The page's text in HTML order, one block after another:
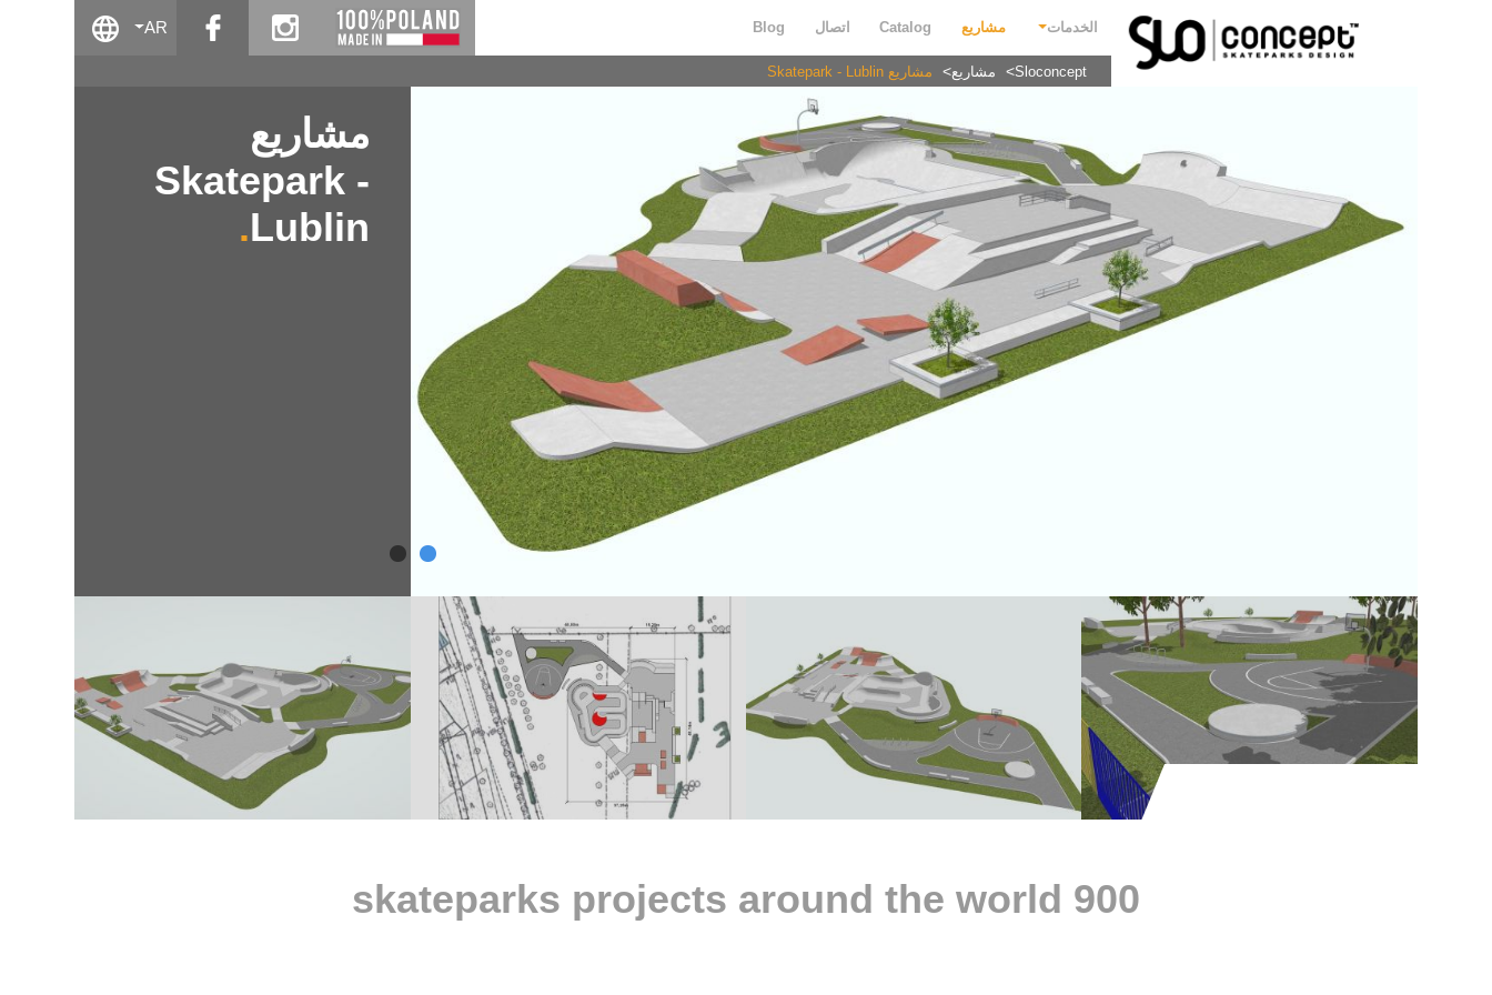
الخدمات مشاريع Catalog اتصال Blog
instagram
AR
Sloconcept مشاريع مشاريع Skatepark - Lublin
مشاريع
Skatepark -
Lublin
900 skateparks projects around the world